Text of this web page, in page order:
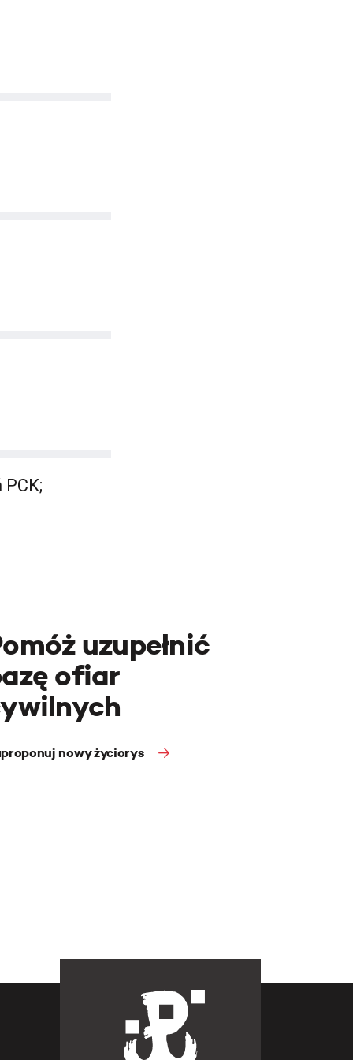
uzupełnić
ofiar
nowy życiorys